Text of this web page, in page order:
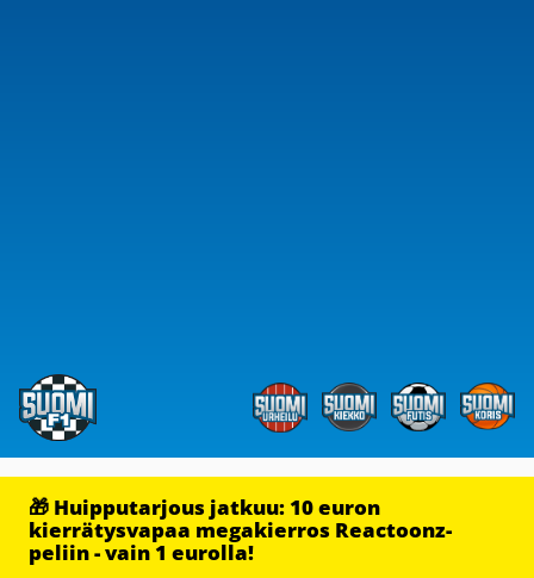
🎁 Huipputarjous jatkuu: 10 euron
kierrätysvapaa megakierros Reactoonz-
peliin - vain 1 eurolla!